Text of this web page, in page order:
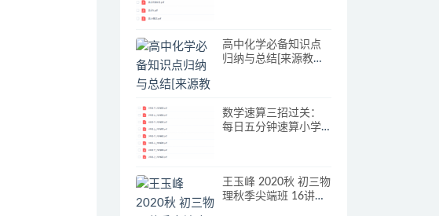
高中化学必备知识点
归纳与总结[来源教育
数学速算三招过关：
每日五分钟速算小学
王玉峰 2020秋 初三物
理秋季尖端班 16讲完